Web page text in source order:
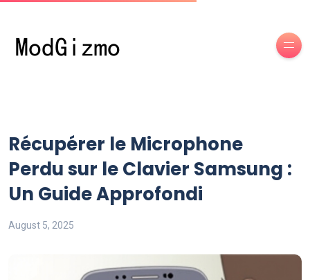
Récupérer le Microphone
Perdu sur le Clavier Samsung :
Un Guide Approfondi
August 5, 2025